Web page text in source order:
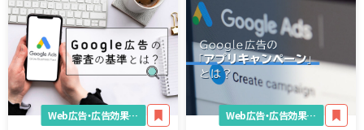
Web広告・広告効果測定 Web広告・広告効果測定